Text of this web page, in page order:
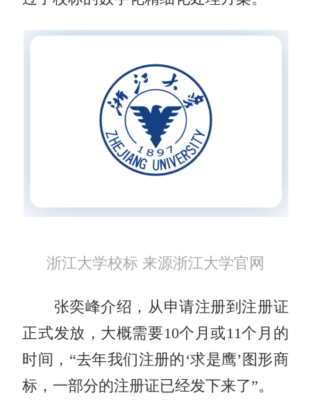
浙江大学校标 来源浙江大学官网
张奕峰介绍，从申请注册到注册证
正式发放，大概需要10个月或11个月的
时间，“去年我们注册的‘求是鹰’图形商
标，一部分的注册证已经发下来了”。